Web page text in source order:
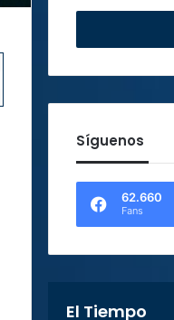
Síguenos
62.660
Fans
El Tiempo